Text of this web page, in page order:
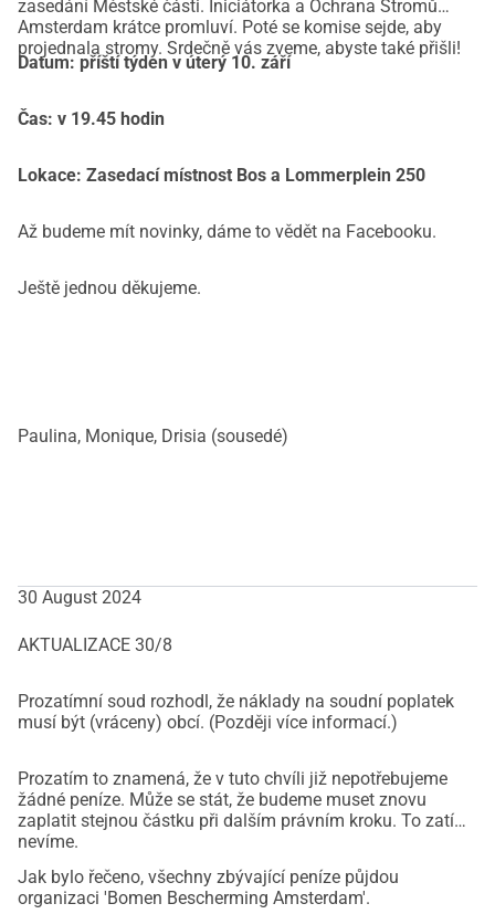
zasedání Městské části. Iniciátorka a Ochrana Stromů
Amsterdam krátce promluví. Poté se komise sejde, aby
projednala stromy. Srdečně vás zveme, abyste také přišli!
Datum: příští týden v úterý 10. září
Čas: v 19.45 hodin
Lokace: Zasedací místnost Bos a Lommerplein 250
Až budeme mít novinky, dáme to vědět na Facebooku.
Ještě jednou děkujeme.
Paulina, Monique, Drisia (sousedé)
30 August 2024
AKTUALIZACE 30/8
Prozatímní soud rozhodl, že náklady na soudní poplatek
musí být (vráceny) obcí. (Později více informací.)
Prozatím to znamená, že v tuto chvíli již nepotřebujeme
žádné peníze. Může se stát, že budeme muset znovu
zaplatit stejnou částku při dalším právním kroku. To zatím
nevíme.
Jak bylo řečeno, všechny zbývající peníze půjdou
organizaci 'Bomen Bescherming Amsterdam'.